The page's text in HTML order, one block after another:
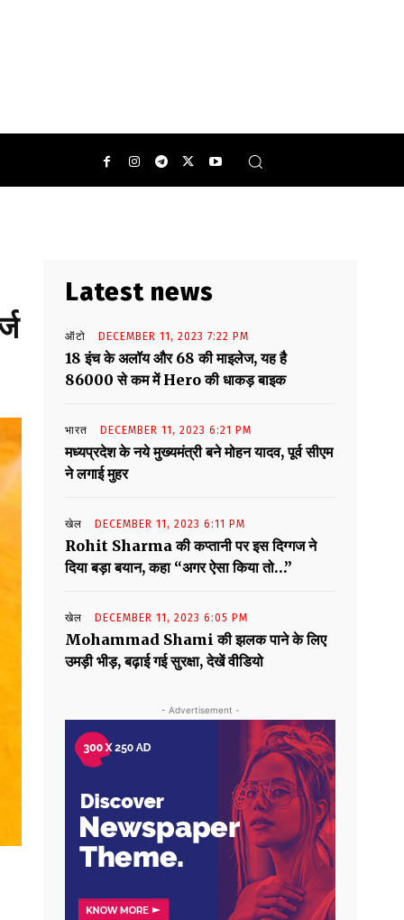
Latest news
ऑटो DECEMBER 11, 2023 7:22 PM
18 इंच के अलॉय और 68 की माइलेज, यह है
86000 से कम में Hero की धाकड़ बाइक
भारत DECEMBER 11, 2023 6:21 PM
मध्यप्रदेश के नये मुख्यमंत्री बने मोहन यादव, पूर्व सीएम
ने लगाई मुहर
खेल DECEMBER 11, 2023 6:11 PM
Rohit Sharma की कप्तानी पर इस दिग्गज ने
दिया बड़ा बयान, कहा “अगर ऐसा किया तो…”
खेल DECEMBER 11, 2023 6:05 PM
Mohammad Shami की झलक पाने के लिए
उमड़ी भीड़, बढ़ाई गई सुरक्षा, देखें वीडियो
- Advertisement -